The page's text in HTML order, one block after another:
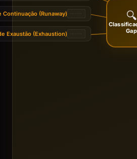
🔍
Gap
Continuação (Runaway)
Exaustão (Exhaustion)